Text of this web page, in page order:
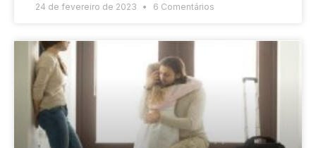
24 de fevereiro de 2023 6 Comentários